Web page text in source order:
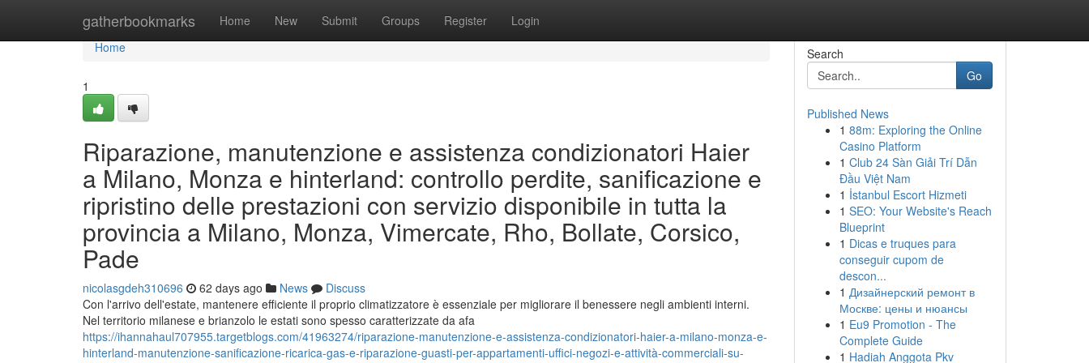
gatherbookmarks Home New Submit Groups Register Login
Home
Home
1
Riparazione, manutenzione e assistenza condizionatori Haier
a Milano, Monza e hinterland: controllo perdite, sanificazione e
ripristino delle prestazioni con servizio disponibile in tutta la
provincia a Milano, Monza, Vimercate, Rho, Bollate, Corsico,
Pade
nicolasgdeh310696 62 days ago News
Discuss
Con l'arrivo dell'estate, mantenere efficiente il proprio climatizzatore è essenziale per migliorare il benessere negli ambienti interni.
Nel territorio milanese e brianzolo le estati sono spesso caratterizzate da afa
https://ihannahaul707955.targetblogs.com/41963274/riparazione-manutenzione-e-assistenza-condizionatori-haier-a-milano-monza-e-
hinterland-manutenzione-sanificazione-ricarica-gas-e-riparazione-guasti-per-appartamenti-uffici-negozi-e-attività-commerciali-su-
Search
Go
Published News
1 88m: Exploring the Online
Casino Platform
1 Club 24 Sàn Giải Trí Dẫn
Đầu Việt Nam
1 İstanbul Escort Hizmeti
1 SEO: Your Website's Reach
Blueprint
1 Dicas e truques para
conseguir cupom de
descon...
1 Дизайнерский ремонт в
Москве: цены и нюансы
1 Eu9 Promotion - The
Complete Guide
1 Hadiah Anggota Pkv